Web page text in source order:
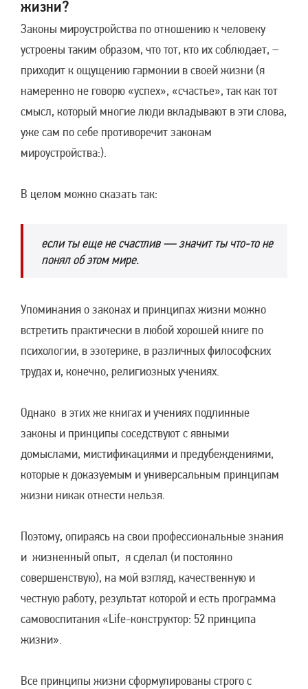
жизни?
Законы мироустройства по отношению к человеку
устроены таким образом, что тот, кто их соблюдает, –
приходит к ощущению гармонии в своей жизни (я
намеренно не говорю «успех», «счастье», так как тот
смысл, который многие люди вкладывают в эти слова,
уже сам по себе противоречит законам
мироустройства:).
В целом можно сказать так:
если ты еще не счастлив — значит ты что-то не
понял об этом мире.
Упоминания о законах и принципах жизни можно
встретить практически в любой хорошей книге по
психологии, в эзотерике, в различных философских
трудах и, конечно, религиозных учениях.
Однако в этих же книгах и учениях подлинные
законы и принципы соседствуют с явными
домыслами, мистификациями и предубеждениями,
которые к доказуемым и универсальным принципам
жизни никак отнести нельзя.
Поэтому, опираясь на свои профессиональные знания
и жизненный опыт, я сделал (и постоянно
совершенствую), на мой взгляд, качественную и
честную работу, результат которой и есть программа
самовоспитания «Life-конструктор: 52 принципа
жизни».
Все принципы жизни сформулированы строго с